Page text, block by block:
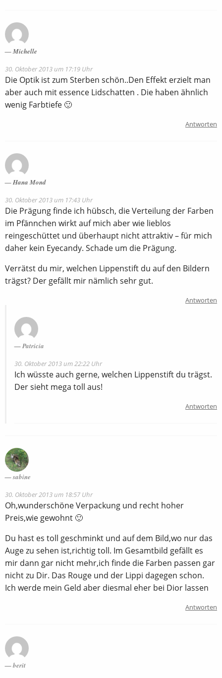
Michelle
30. Oktober 2013 um 17:19 Uhr
Die Optik ist zum Sterben schön..Den Effekt erzielt man
aber auch mit essence Lidschatten . Die haben ähnlich
wenig Farbtiefe 🙂
Antworten
Hana Mond
30. Oktober 2013 um 17:43 Uhr
Die Prägung finde ich hübsch, die Verteilung der Farben
im Pfännchen wirkt auf mich aber wie lieblos
reingeschüttet und überhaupt nicht attraktiv – für mich
daher kein Eyecandy. Schade um die Prägung.
Verrätst du mir, welchen Lippenstift du auf den Bildern
trägst? Der gefällt mir nämlich sehr gut.
Antworten
Patricia
30. Oktober 2013 um 22:22 Uhr
Ich wüsste auch gerne, welchen Lippenstift du trägst.
Der sieht mega toll aus!
Antworten
sabine
30. Oktober 2013 um 18:57 Uhr
Oh,wunderschöne Verpackung und recht hoher
Preis,wie gewohnt 🙂
Du hast es toll geschminkt und auf dem Bild,wo nur das
Auge zu sehen ist,richtig toll. Im Gesamtbild gefällt es
mir dann gar nicht mehr,ich finde die Farben passen gar
nicht zu Dir. Das Rouge und der Lippi dagegen schon.
Ich werde mein Geld aber diesmal eher bei Dior lassen
Antworten
berit